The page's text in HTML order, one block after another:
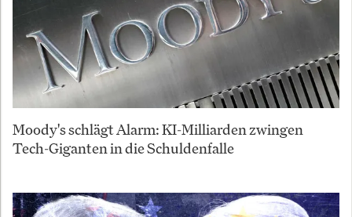
Moody's schlägt Alarm: KI-Milliarden zwingen
Tech-Giganten in die Schuldenfalle